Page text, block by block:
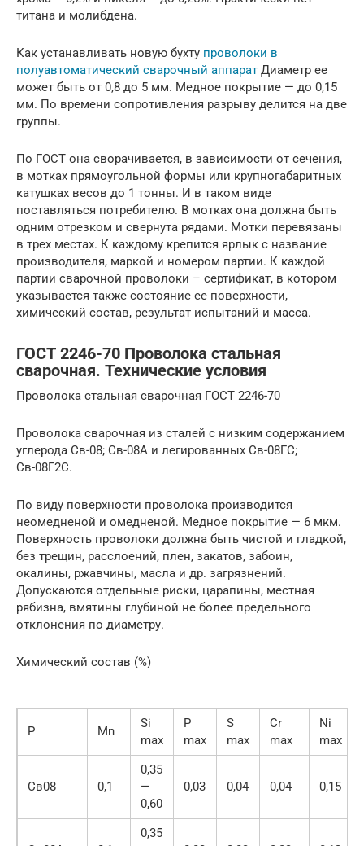
титана и молибдена.
Как устанавливать новую бухту проволоки в
полуавтоматический сварочный аппарат Диаметр ее
может быть от 0,8 до 5 мм. Медное покрытие — до 0,15
мм. По времени сопротивления разрыву делится на две
группы.
По ГОСТ она сворачивается, в зависимости от сечения,
в мотках прямоугольной формы или крупногабаритных
катушках весов до 1 тонны. И в таком виде
поставляться потребителю. В мотках она должна быть
одним отрезком и свернута рядами. Мотки перевязаны
в трех местах. К каждому крепится ярлык с название
производителя, маркой и номером партии. К каждой
партии сварочной проволоки – сертификат, в котором
указывается также состояние ее поверхности,
химический состав, результат испытаний и масса.
ГОСТ 2246-70 Проволока стальная
сварочная. Технические условия
Проволока стальная сварочная ГОСТ 2246-70
Проволока сварочная из сталей с низким содержанием
углерода Св-08; Св-08А и легированных Св-08ГС;
Св-08Г2С.
По виду поверхности проволока производится
неомедненой и омедненой. Медное покрытие — 6 мкм.
Поверхность проволоки должна быть чистой и гладкой,
без трещин, расслоений, плен, закатов, забоин,
окалины, ржавчины, масла и др. загрязнений.
Допускаются отдельные риски, царапины, местная
рябизна, вмятины глубиной не более предельного
отклонения по диаметру.
Химический состав (%)
P Mn
Si
max
P
max
S
max
Cr
max
Ni
max
Св08 0,1
0,35
—
0,60
0,03 0,04 0,04 0,15
0,35